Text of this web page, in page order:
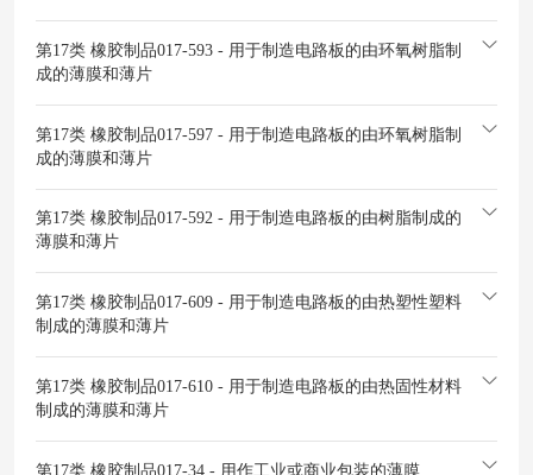
第17类 橡胶制品017-593 - 用于制造电路板的由环氧树脂制
成的薄膜和薄片
第17类 橡胶制品017-597 - 用于制造电路板的由环氧树脂制
成的薄膜和薄片
第17类 橡胶制品017-592 - 用于制造电路板的由树脂制成的
薄膜和薄片
第17类 橡胶制品017-609 - 用于制造电路板的由热塑性塑料
制成的薄膜和薄片
第17类 橡胶制品017-610 - 用于制造电路板的由热固性材料
制成的薄膜和薄片
第17类 橡胶制品017-34 - 用作工业或商业包装的薄膜